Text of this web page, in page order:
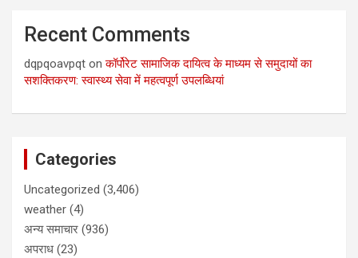
Recent Comments
dqpqoavpqt onकॉर्पोरेट सामाजिक दायित्व के माध्यम से समुदायों का
सशक्तिकरण: स्वास्थ्य सेवा में महत्वपूर्ण उपलब्धियां
Categories
Uncategorized (3,406)
weather (4)
अन्य समाचार (936)
अपराध (23)